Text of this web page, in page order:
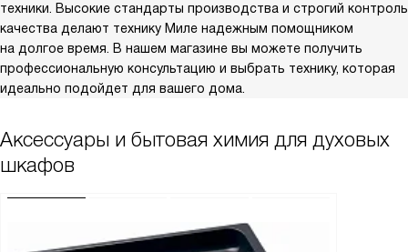
техники. Высокие стандарты производства и строгий контроль
качества делают технику Миле надежным помощником
на долгое время. В нашем магазине вы можете получить
профессиональную консультацию и выбрать технику, которая
идеально подойдет для вашего дома.
Аксессуары и бытовая химия для духовых
шкафов